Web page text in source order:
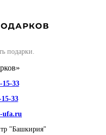
подарки.
15-33
33
ufa.ru
"Башкирия"